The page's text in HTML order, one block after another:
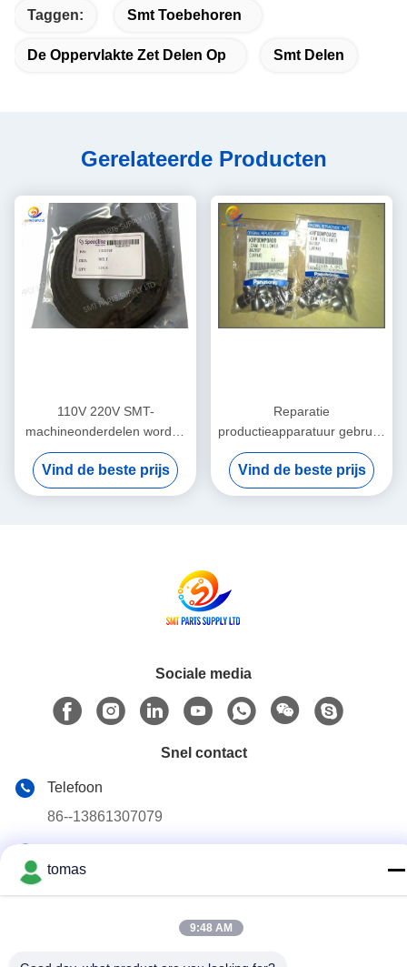
Taggen: Smt Toebehoren
De Oppervlakte Zet Delen Op Smt Delen
Gerelateerde Producten
110V 220V SMT-
machineonderdelen worden
per vliegtuig verzonden
Geïntegreerde
veldonderwijsservice ter
Vind de beste prijs
Reparatie
productieapparatuur gebruikt
in goede staat Ontworpen
voor precisie en consistente
prestaties in productielijnen
Vind de beste prijs
Sociale media
Snel contact
Telefoon
86--13861307079
tomas@smtmachine-parts.com
D-526, Haye Science Park, 93# Weihe Road, Suzhou
tomas
9:48 AM